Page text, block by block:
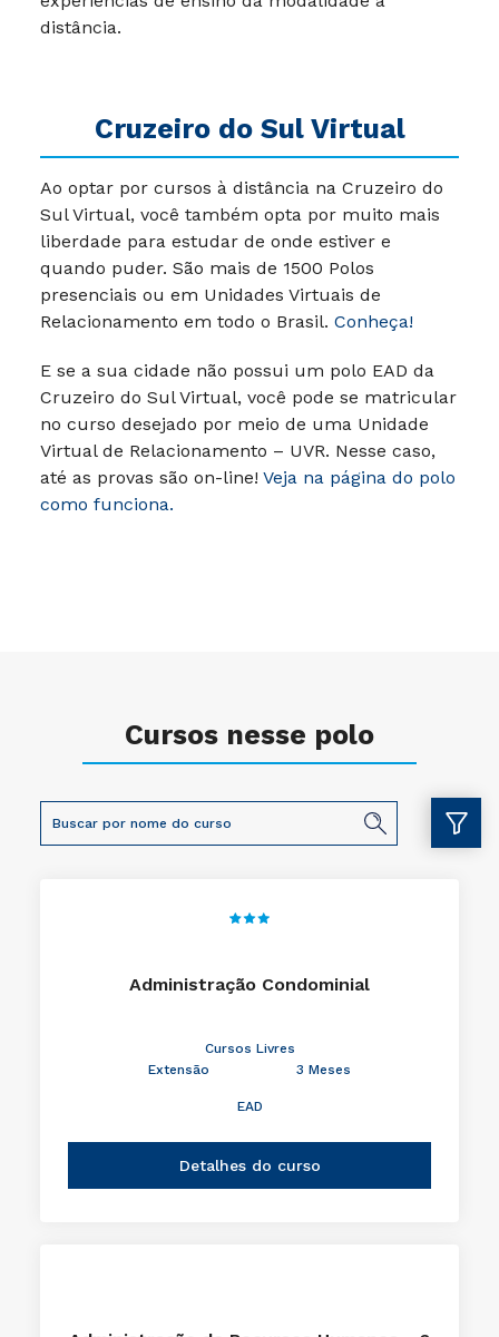
distância.
Cruzeiro do Sul Virtual
Ao optar por cursos à distância na Cruzeiro do
Sul Virtual, você também opta por muito mais
liberdade para estudar de onde estiver e
quando puder. São mais de 1500 Polos
presenciais ou em Unidades Virtuais de
Relacionamento em todo o Brasil. Conheça!
E se a sua cidade não possui um polo EAD da
Cruzeiro do Sul Virtual, você pode se matricular
no curso desejado por meio de uma Unidade
Virtual de Relacionamento – UVR. Nesse caso,
até as provas são on-line! Veja na página do polo
como funciona.
Cursos nesse polo
Administração Condominial
Cursos Livres
Extensão
3 Meses
EAD
Detalhes do curso